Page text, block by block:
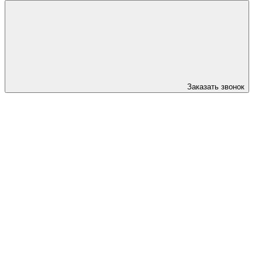
Заказать звонок